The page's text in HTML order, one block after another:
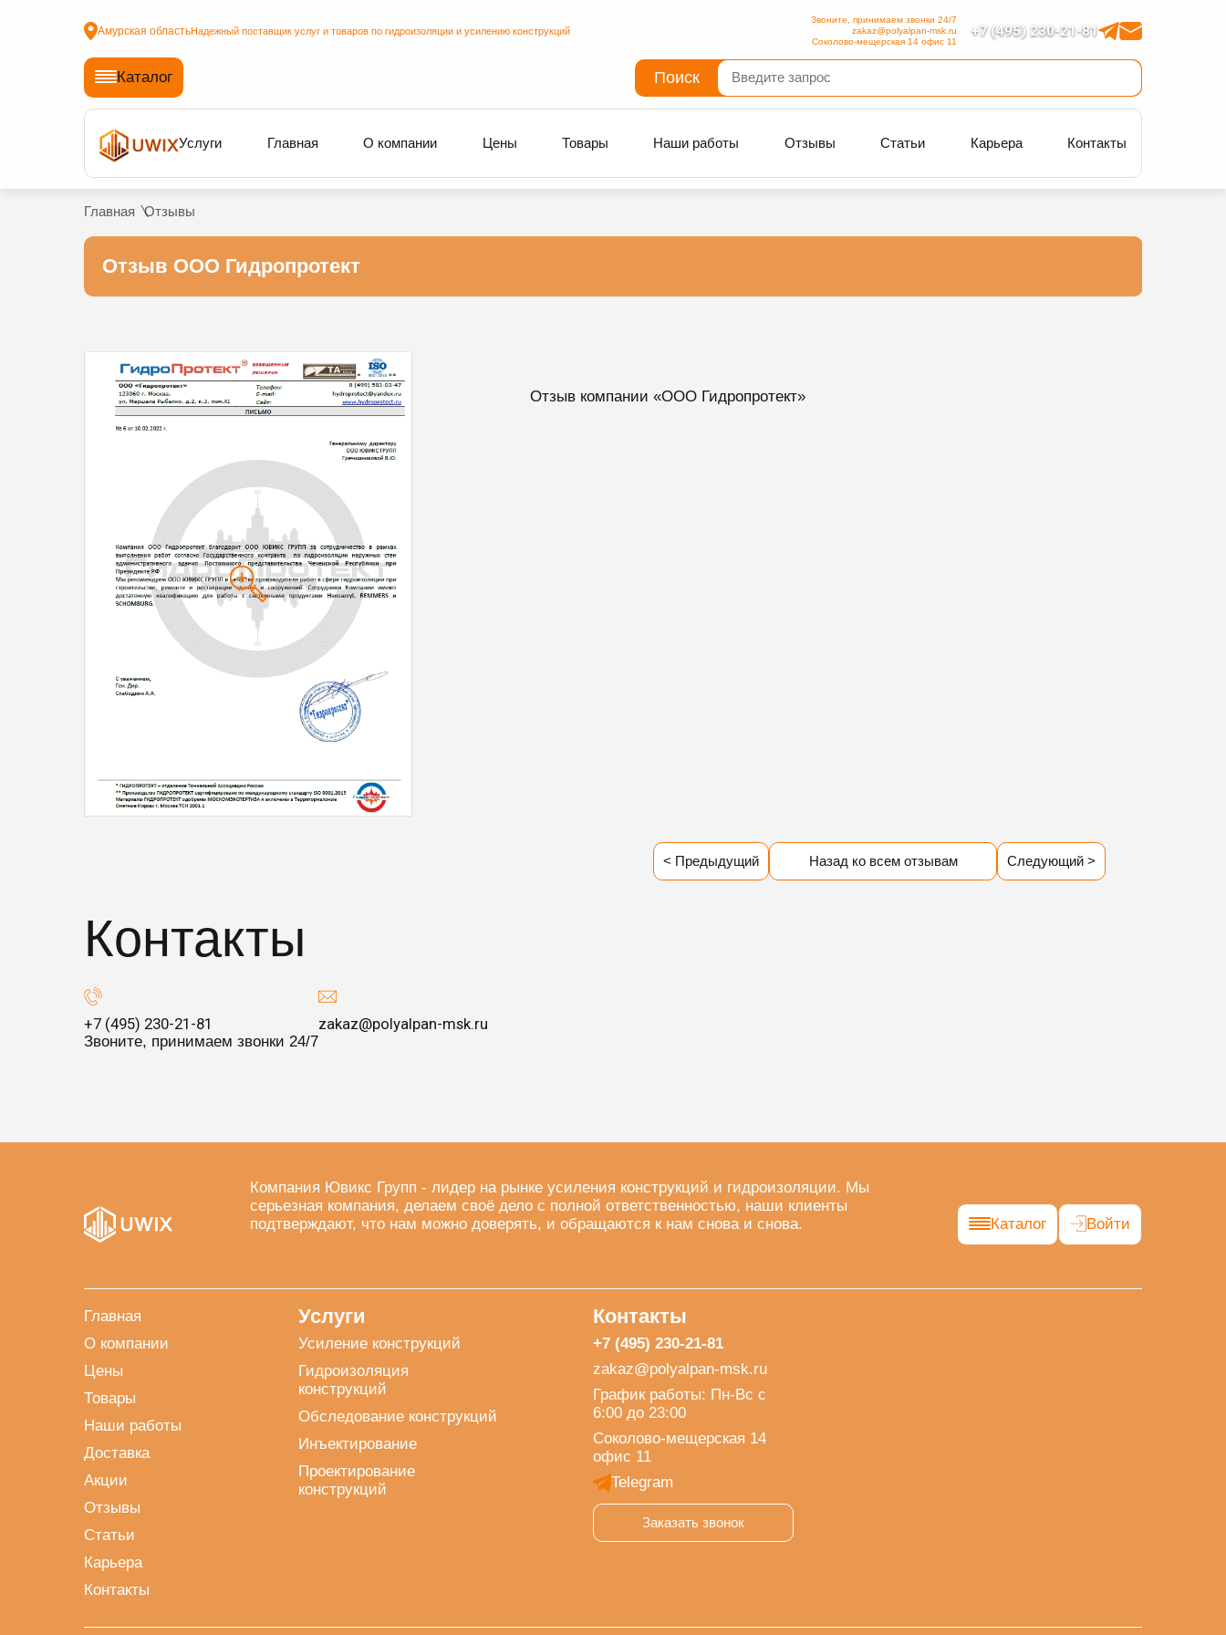
Амурская областьНадежный поставщик услуг и товаров по гидроизоляции и усилению конструкций +7 (495) 230-21-81
Звоните, принимаем звонки 24/7
zakaz@polyalpan-msk.ru
Соколово-мещерская 14 офис 11
Каталог Поиск
Услуги Главная О компании Цены Товары Наши работы Отзывы Статьи Карьера Контакты
Главная Отзывы
Отзыв ООО Гидропротект
Отзыв компании «ООО Гидропротект»
< Предыдущий Назад ко всем отзывам Следующий >
Контакты
+7 (495) 230-21-81
Звоните, принимаем звонки 24/7
zakaz@polyalpan-msk.ru
Компания Ювикс Групп - лидер на рынке усиления конструкций и гидроизоляции. Мы
серьезная компания, делаем своё дело с полной ответственностью, наши клиенты
подтверждают, что нам можно доверять, и обращаются к нам снова и снова.
Каталог Войти
Главная
О компании
Цены
Товары
Наши работы
Доставка
Акции
Отзывы
Статьи
Карьера
Контакты
Услуги
Усиление конструкций
Гидроизоляция
конструкций
Обследование конструкций
Инъектирование
Проектирование
конструкций
Контакты
+7 (495) 230-21-81
zakaz@polyalpan-msk.ru
График работы: Пн-Вс с
6:00 до 23:00
Соколово-мещерская 14
офис 11
Telegram
Заказать звонок